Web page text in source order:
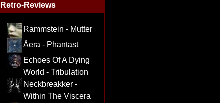
Retro-Reviews
Rammstein - Mutter
Äera - Phantast
Echoes Of A Dying
World - Tribulation
Neckbreakker -
Within The Viscera